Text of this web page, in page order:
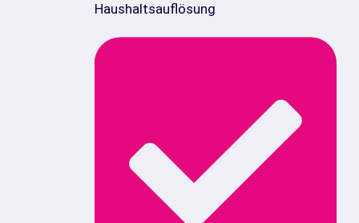
Haushaltsauflösung